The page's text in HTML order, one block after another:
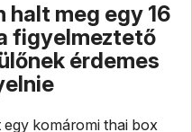
halt meg egy 16
figyelmeztető
érdemes
komáromi thai box